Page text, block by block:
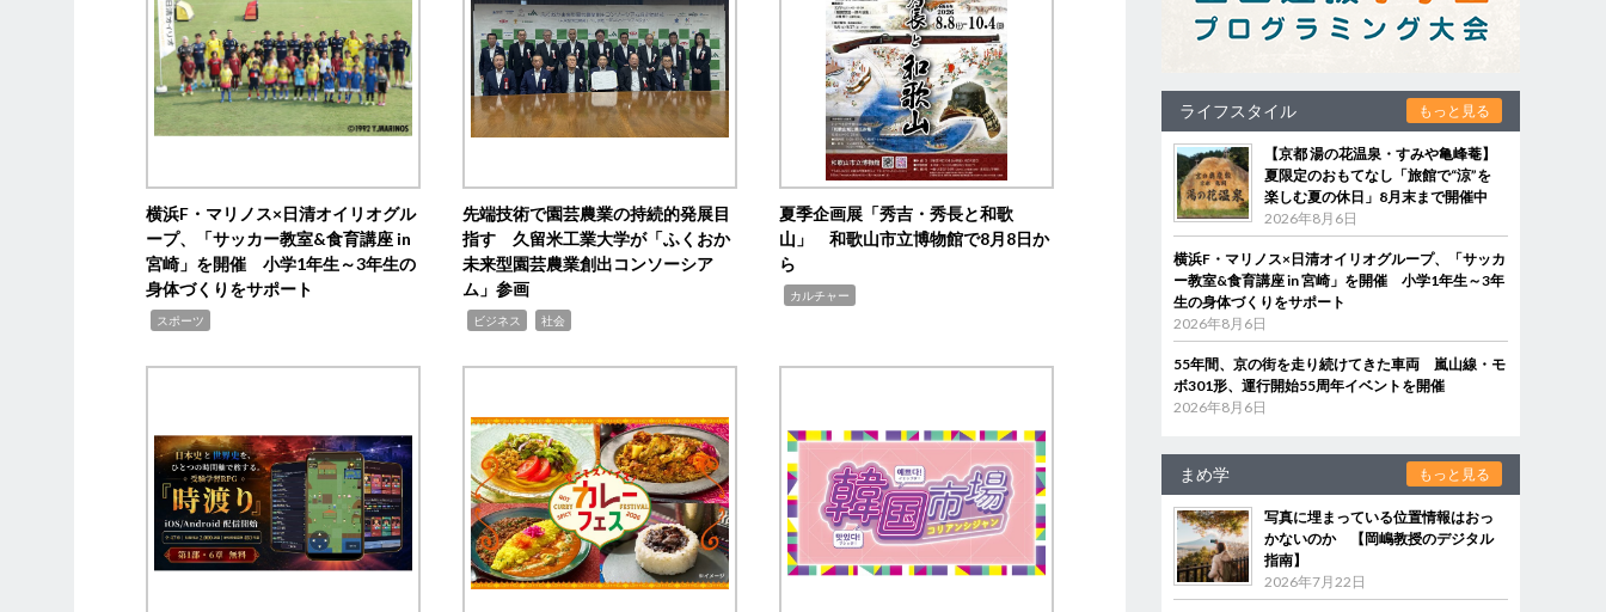
横浜F・マリノス×日清オイリオグル
ープ、「サッカー教室&食育講座 in
宮崎」を開催 小学1年生～3年生の
身体づくりをサポート
スポーツ
先端技術で園芸農業の持続的発展目
指す 久留米工業大学が「ふくおか
未来型園芸農業創出コンソーシア
ム」参画
ビジネス 社会
夏季企画展「秀吉・秀長と和歌
山」 和歌山市立博物館で8月8日か
ら
カルチャー
ライフスタイル もっと見る
【京都 湯の花温泉・すみや亀峰菴】
夏限定のおもてなし「旅館で“涼”を
楽しむ夏の休日」8月末まで開催中
2026年8月6日
横浜F・マリノス×日清オイリオグループ、「サッカ
ー教室&食育講座 in 宮崎」を開催 小学1年生～3年
生の身体づくりをサポート
2026年8月6日
55年間、京の街を走り続けてきた車両 嵐山線・モ
ボ301形、運行開始55周年イベントを開催
2026年8月6日
まめ学 もっと見る
写真に埋まっている位置情報はおっ
かないのか 【岡嶋教授のデジタル
指南】
2026年7月22日